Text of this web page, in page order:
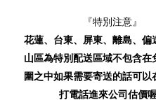
『特別注意』
花蓮、台東、屏東、離島、偏
山區為特別配送區域不包含在
圍之中如果需要寄送的話可以
打電話進來公司估價